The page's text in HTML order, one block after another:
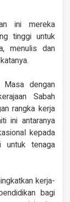
ini mereka
tinggi untuk
menulis dan
dengan
Sabah
rangka kerja
ini antaranya
kepada
untuk tenaga
kerja-
bagi